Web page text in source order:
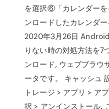
を選択⑥「カレンダー
ンロードしたカレンダ
2020年3月26日
りない時の対処方法を7
ンロード, ウェブブラウ
ータです。 キャッシュ
トレージ > アプリ > ア
択 > アンインストール.